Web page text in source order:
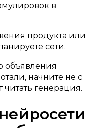
в
продукта или
сети.
объявления
начните не с
читать генерация.